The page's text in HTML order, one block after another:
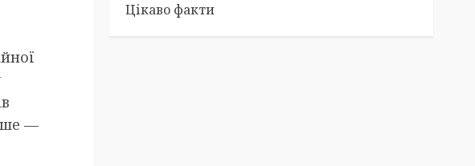
—
Цікаво факти